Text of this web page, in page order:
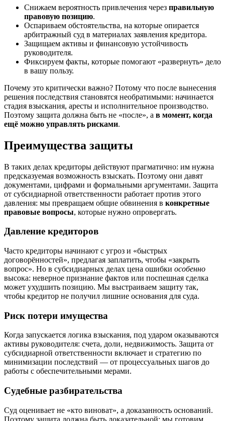
Снижаем вероятность привлечения через правильную
правовую позицию.
Оспариваем обстоятельства, на которые опирается
арбитражный суд в материалах заявления кредитора.
Защищаем активы и финансовую устойчивость
руководителя.
Фиксируем факты, которые помогают «развернуть» дело
в вашу пользу.
Почему это критически важно? Потому что после вынесения
решения последствия становятся необратимыми: начинается
стадия взыскания, аресты и исполнительное производство.
Поэтому защита должна быть не «после», а в момент, когда
ещё можно управлять рисками.
Преимущества защиты
В таких делах кредиторы действуют прагматично: им нужна
предсказуемая возможность взыскать. Поэтому они давят
документами, цифрами и формальными аргументами. Защита
от субсидиарной ответственности работает против этого
давления: мы превращаем общие обвинения в конкретные
правовые вопросы, которые нужно опровергать.
Давление кредиторов
Часто кредиторы начинают с угроз и «быстрых
договорённостей», предлагая заплатить, чтобы «закрыть
вопрос». Но в субсидиарных делах цена ошибки особенно
высока: неверное признание фактов или поспешная сделка
может ухудшить позицию. Мы выстраиваем защиту так,
чтобы кредитор не получил лишние основания для суда.
Риск потери имущества
Когда запускается логика взыскания, под ударом оказываются
активы руководителя: счета, доли, недвижимость. Защита от
субсидиарной ответственности включает и стратегию по
минимизации последствий — от процессуальных шагов до
работы с обеспечительными мерами.
Судебные разбирательства
Суд оценивает не «кто виноват», а доказанность оснований.
Поэтому защита должна быть доказательной: мы готовим